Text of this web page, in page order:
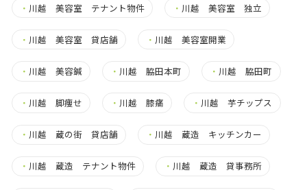
・ 川越 美容室 テナント物件 ・ 川越 美容室 独立
・ 川越 美容室 貸店舗 ・ 川越 美容室開業
・ 川越 美容鍼 ・ 川越 脇田本町 ・ 川越 脇田町
・ 川越 脚痩せ ・ 川越 膝痛 ・ 川越 芋チップス
・ 川越 蔵の街 貸店舗 ・ 川越 蔵造 キッチンカー
・ 川越 蔵造 テナント物件 ・ 川越 蔵造 貸事務所